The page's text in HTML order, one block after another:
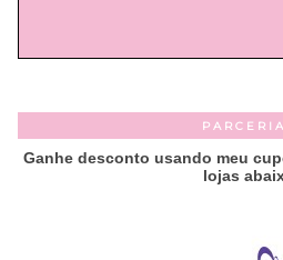
Ganhe desconto usando meu
lojas